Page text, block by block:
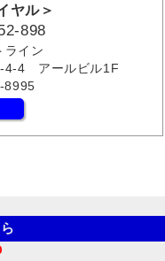
ヤル＞
898
ライン
4-4 アールビル1F
8995